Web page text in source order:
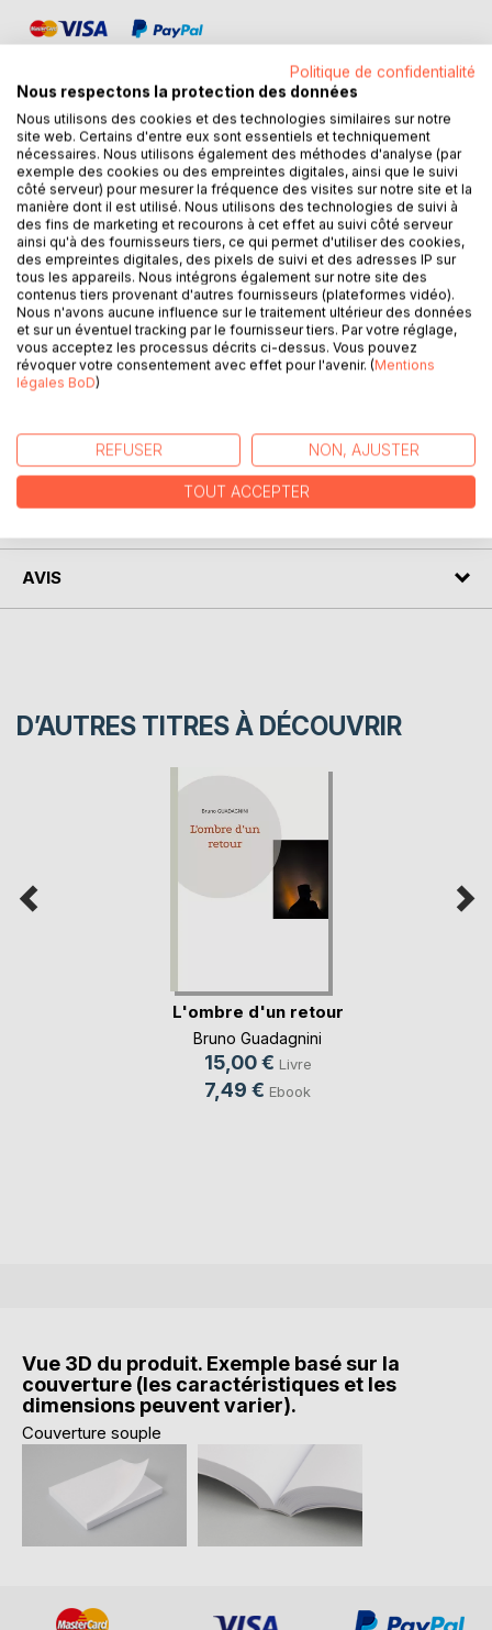
DESCRIPTION
Enzo Ferrari, Caroll Shelby, deux personnages parfaitement
opposés, unie par une même passion, la compétition
automobile. Le transalpin représente la vielle Italie
traditionnelle, où la "combinazione", fait partie du décors, le
texan, la décontraction et le rêve américain où tout devient
possible. Les deux hommes auraient pu s'unir pour un
même combat sportif, une incompatibilité de caractère, les
divisent et les séparent. Leur antagonisme, va écrire la plus
belle page de la course d'endurance.
AUTEUR(S)
AVIS
D’AUTRES TITRES À DÉCOUVRIR
L'ombre d'un retour
Bruno Guadagnini
15,00 € Livre
7,49 € Ebook
Vue 3D du produit. Exemple basé sur la
couverture (les caractéristiques et les
dimensions peuvent varier).
Couverture souple
Politique de confidentialité
Nous respectons la protection des données
Nous utilisons des cookies et des technologies similaires sur notre
site web. Certains d'entre eux sont essentiels et techniquement
nécessaires. Nous utilisons également des méthodes d'analyse (par
exemple des cookies ou des empreintes digitales, ainsi que le suivi
côté serveur) pour mesurer la fréquence des visites sur notre site et la
manière dont il est utilisé. Nous utilisons des technologies de suivi à
des fins de marketing et recourons à cet effet au suivi côté serveur
ainsi qu'à des fournisseurs tiers, ce qui permet d'utiliser des cookies,
des empreintes digitales, des pixels de suivi et des adresses IP sur
tous les appareils. Nous intégrons également sur notre site des
contenus tiers provenant d'autres fournisseurs (plateformes vidéo).
Nous n'avons aucune influence sur le traitement ultérieur des données
et sur un éventuel tracking par le fournisseur tiers. Par votre réglage,
vous acceptez les processus décrits ci-dessus. Vous pouvez
révoquer votre consentement avec effet pour l'avenir. (Mentions
légales BoD)
REFUSER NON, AJUSTER
TOUT ACCEPTER